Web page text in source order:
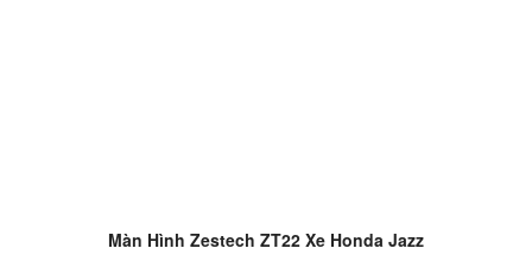
Màn Hình Zestech ZT22 Xe Honda Jazz